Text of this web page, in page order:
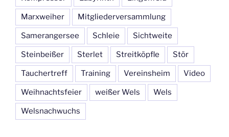
Marxweiher Mitgliederversammlung
Samerangersee Schleie Sichtweite
Steinbeißer Sterlet Streitköpfle Stör
Tauchertreff Training Vereinsheim Video
Weihnachtsfeier weißer Wels Wels
Welsnachwuchs